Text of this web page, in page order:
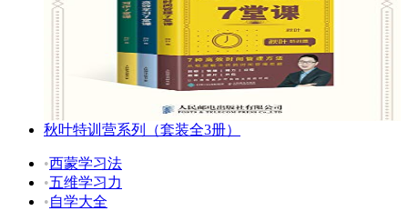
秋叶特训营系列（套装全3册）
•西蒙学习法
•五维学习力
•自学大全